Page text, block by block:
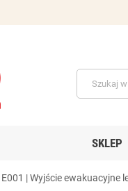
SKLEP
E001 | Wyjście ewakuacyjne